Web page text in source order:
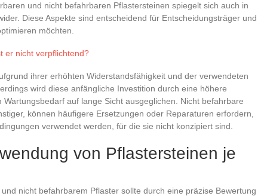
und nicht befahrbaren Pflastersteinen spiegelt sich auch in
Diese Aspekte sind entscheidend für Entscheidungsträger und
möchten.
er nicht verpflichtend?
ihrer erhöhten Widerstandsfähigkeit und der verwendeten
wird diese anfängliche Investition durch eine höhere
auf lange Sicht ausgeglichen. Nicht befahrbare
können häufigere Ersetzungen oder Reparaturen erfordern,
verwendet werden, für die sie nicht konzipiert sind.
von Pflastersteinen je
nicht befahrbarem Pflaster sollte durch eine präzise Bewertung